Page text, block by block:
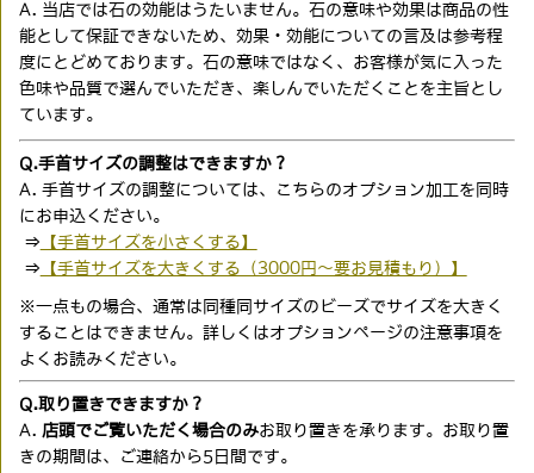
A. 当店では石の効能はうたいません。石の意味や効果は商品の性
能として保証できないため、効果・効能についての言及は参考程
度にとどめております。石の意味ではなく、お客様が気に入った
色味や品質で選んでいただき、楽しんでいただくことを主旨とし
ています。
Q.手首サイズの調整はできますか？
A. 手首サイズの調整については、こちらのオプション加工を同時
にお申込ください。
⇒ 【手首サイズを小さくする】
⇒ 【手首サイズを大きくする（3000円〜要お見積もり）】
※一点もの場合、通常は同種同サイズのビーズでサイズを大きく
することはできません。詳しくはオプションページの注意事項を
よくお読みください。
Q.取り置きできますか？
A. 店頭でご覧いただく場合のみお取り置きを承ります。お取り置
きの期間は、ご連絡から5日間です。